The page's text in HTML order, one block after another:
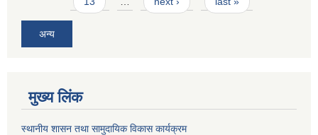
अन्य
मुख्य लिंक
स्थानीय शासन तथा सामुदायिक विकास कार्यक्रम